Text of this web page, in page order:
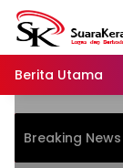
Langsung
konten
Berita Utama
Breaking News
Lintas